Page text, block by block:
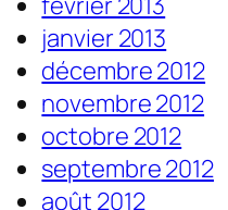
janvier 2013
décembre 2012
novembre 2012
octobre 2012
septembre 2012
août 2012